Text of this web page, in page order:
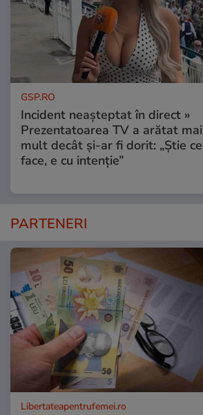
GSP.RO
Incident neașteptat în direct »
Prezentatoarea TV a arătat mai
mult decât și-ar fi dorit: „Știe ce
face, e cu intenție”
PARTENERI
Libertateapentrufemei.ro